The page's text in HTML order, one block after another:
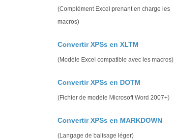
(Complément Excel prenant en charge les
macros)
Convertir XPSs en XLTM
(Modèle Excel compatible avec les macros)
Convertir XPSs en DOTM
(Fichier de modèle Microsoft Word 2007+)
Convertir XPSs en MARKDOWN
(Langage de balisage léger)